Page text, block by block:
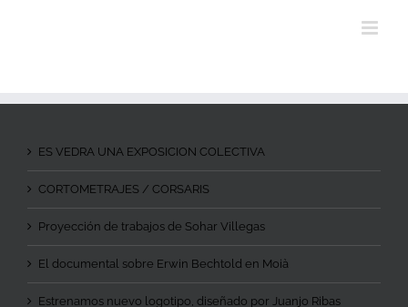
ES VEDRA UNA EXPOSICION COLECTIVA
CORTOMETRAJES / CORSARIS
Proyección de trabajos de Sohar Villegas
El documental sobre Erwin Bechtold en Moià
Estrenamos nuevo logotipo, diseñado por Juanjo Ribas